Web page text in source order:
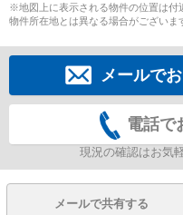
※地図上に表示される物件の位置は付
物件所在地とは異なる場合がございま
メールで
電話で
現況の確認はお気
メールで共有する